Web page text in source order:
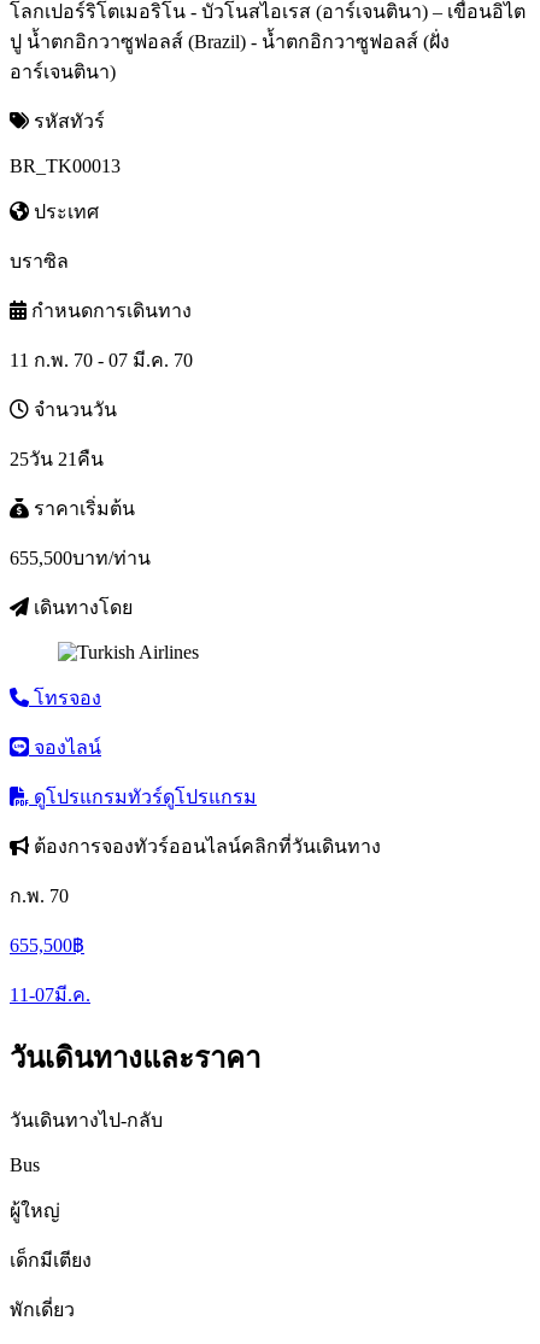
โลกเปอร์ริโตเมอริโน - บัวโนสไอเรส (อาร์เจนตินา) – เขื่อนอิไต
ปู น้ำตกอิกวาซูฟอลส์ (Brazil) - น้ำตกอิกวาซูฟอลส์ (ฝั่ง
อาร์เจนตินา)
รหัสทัวร์
BR_TK00013
ประเทศ
บราซิล
กำหนดการเดินทาง
11 ก.พ. 70 - 07 มี.ค. 70
จำนวนวัน
25วัน 21คืน
ราคาเริ่มต้น
655,500บาท/ท่าน
เดินทางโดย
โทรจอง
จองไลน์
ดูโปรแกรมทัวร์ดูโปรแกรม
ต้องการจองทัวร์ออนไลน์คลิกที่วันเดินทาง
ก.พ. 70
655,500฿
11-07มี.ค.
วันเดินทางและราคา
วันเดินทางไป-กลับ
Bus
ผู้ใหญ่
เด็กมีเตียง
พักเดี่ยว